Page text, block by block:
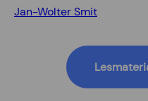
Jan-Wolter Smit